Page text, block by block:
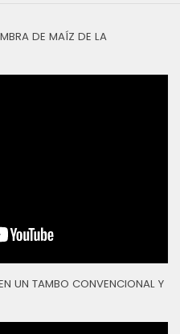
DE MAÍZ DE LA
UN TAMBO CONVENCIONAL Y